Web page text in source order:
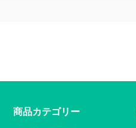
商品カテゴリー